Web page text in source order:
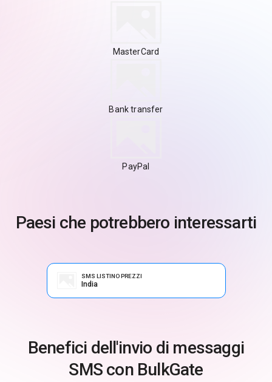
MasterCard
Bank transfer
PayPal
Paesi che potrebbero interessarti
SMS LISTINO PREZZI
India
Benefici dell'invio di messaggi
SMS con BulkGate